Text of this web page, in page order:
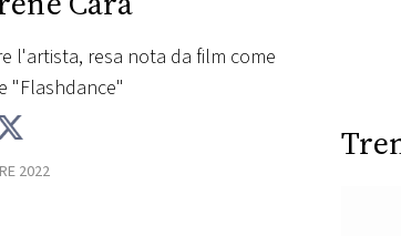
l'artista, resa nota da film come
"Flashdance"
2022